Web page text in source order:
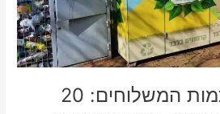
לאור העלייה בכמות המשלוחים: 20